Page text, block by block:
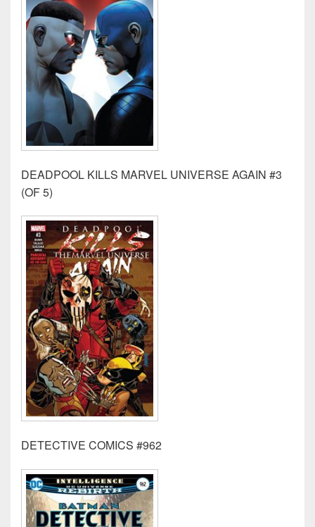
DEADPOOL KILLS MARVEL UNIVERSE AGAIN #3
(OF 5)
DETECTIVE COMICS #962